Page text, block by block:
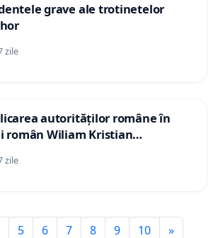
grave ale trotinetelor
zile
autorităților române în
român Wiliam Kristian
în plasament în Danemarca de
zile
5 6 7 8 9 10 »